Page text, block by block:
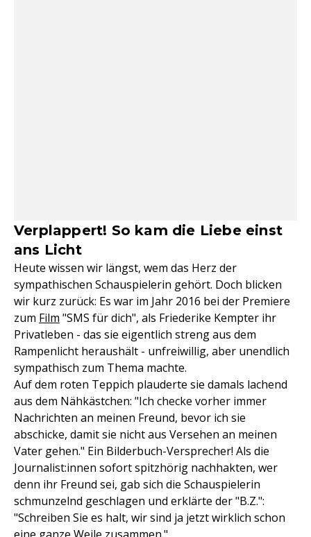
Verplappert! So kam die Liebe einst
ans Licht
Heute wissen wir längst, wem das Herz der
sympathischen Schauspielerin gehört. Doch blicken
wir kurz zurück: Es war im Jahr 2016 bei der Premiere
zum Film "SMS für dich", als Friederike Kempter ihr
Privatleben - das sie eigentlich streng aus dem
Rampenlicht heraushält - unfreiwillig, aber unendlich
sympathisch zum Thema machte.
Auf dem roten Teppich plauderte sie damals lachend
aus dem Nähkästchen: "Ich checke vorher immer
Nachrichten an meinen Freund, bevor ich sie
abschicke, damit sie nicht aus Versehen an meinen
Vater gehen." Ein Bilderbuch-Versprecher! Als die
Journalist:innen sofort spitzhörig nachhakten, wer
denn ihr Freund sei, gab sich die Schauspielerin
schmunzelnd geschlagen und erklärte der "B.Z.":
"Schreiben Sie es halt, wir sind ja jetzt wirklich schon